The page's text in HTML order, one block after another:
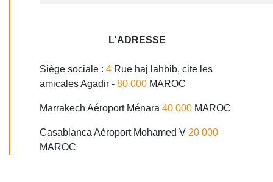
L'ADRESSE
Siége sociale : 4 Rue haj lahbib, cite les
amicales Agadir - 80 000 MAROC
Marrakech Aéroport Ménara 40 000 MAROC
Casablanca Aéroport Mohamed V 20 000
MAROC